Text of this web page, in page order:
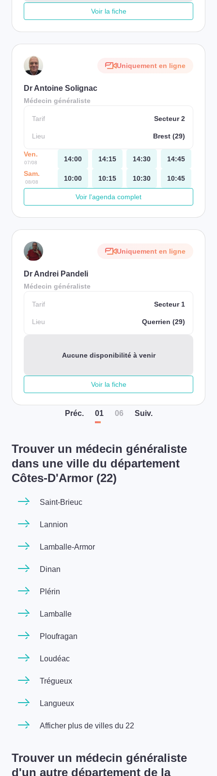
Voir la fiche
Uniquement en ligne
Dr Antoine Solignac
Médecin généraliste
Tarif Secteur 2
Lieu Brest (29)
Ven.
07/08 14:00 14:15 14:30
14:45
Sam.
08/08 10:00 10:15 10:30 10:45
Voir l'agenda complet
Uniquement en ligne
Dr Andrei Pandeli
Médecin généraliste
Tarif Secteur 1
Lieu Querrien (29)
Aucune disponibilité à venir
Voir la fiche
Préc. 01 06 Suiv.
Trouver un médecin généraliste
dans une ville du département
Côtes-D'Armor (22)
Saint-Brieuc
Lannion
Lamballe-Armor
Dinan
Plérin
Lamballe
Ploufragan
Loudéac
Trégueux
Langueux
Afficher plus de villes du 22
Trouver un médecin généraliste
d'un autre département de la